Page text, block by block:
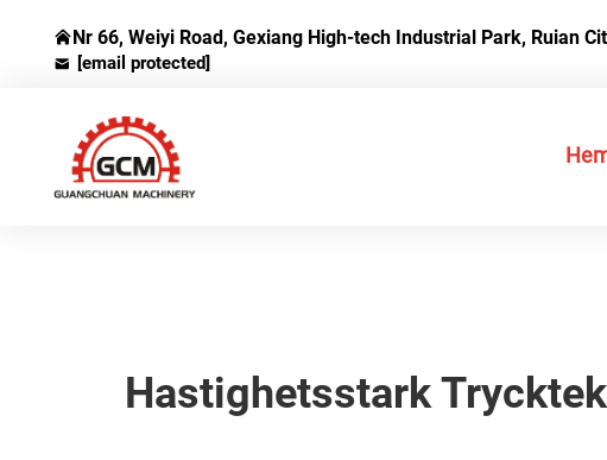
Nr 66, Weiyi Road, Gexiang High-tech Industrial Park, Ruian
[email protected]
Hastighetsstark